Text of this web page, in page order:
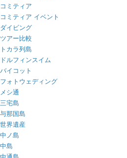
コミティア
コミティア イベント
ダイビング
ツアー比較
トカラ列島
ドルフィンスイム
バイコット
フォトウェディング
メシ通
三宅島
与那国島
世界遺産
中ノ島
中島